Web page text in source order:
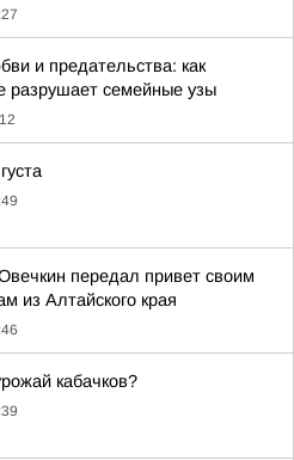
и предательства: как
разрушает семейные узы
передал привет своим
из Алтайского края
кабачков?